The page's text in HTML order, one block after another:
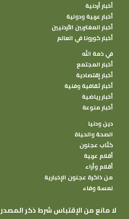
أخبار أردنية
أخبار عربية ودولية
أخبار المغتربين الأردنيين
أخبار كورونا في العالم
في ذمة الله
أخبار المجتمع
أخبار إقتصادية
أخبار ثقافية وفنية
أخبار رياضية
أخبار منوعة
دين ودنيا
الصحة والحياة
كتًاب عجلون
أقلام عربية
أقلام وأراء
من ذاكرة عجلون الإخبارية
لمسة وفاء
( وكالة عجلون الإخبارية ) لا مانع من الإقتباس شرط ذكر المصدر